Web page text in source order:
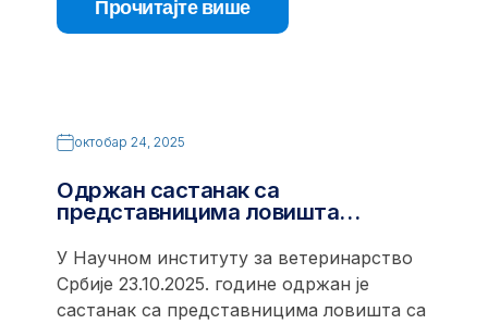
Прочитајте више
октобар 24, 2025
Одржан састанак са
представницима ловишта…
У Научном институту за ветеринарство
Србије 23.10.2025. године одржан је
састанак са представницима ловишта са